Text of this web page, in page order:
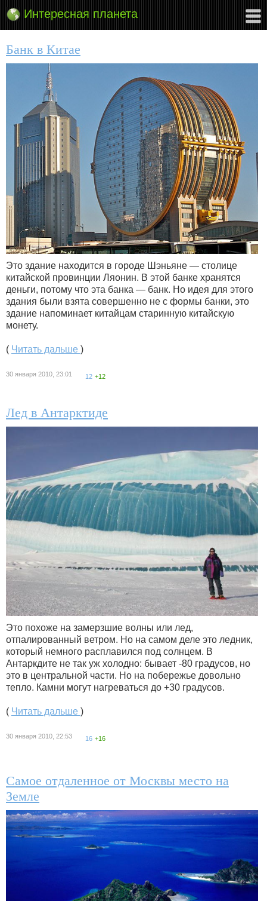
Интересная планета
Банк в Китае
Это здание находится в городе Шэньяне — столице
китайской провинции Ляонин. В этой банке хранятся
деньги, потому что эта банка — банк. Но идея для этого
здания были взята совершенно не с формы банки, это
здание напоминает китайцам старинную китайскую
монету.
( Читать дальше )
30 января 2010, 23:01 12 +12
Лед в Антарктиде
Это похоже на замерзшие волны или лед,
отпалированный ветром. Но на самом деле это ледник,
который немного расплавился под солнцем. В
Антаркдите не так уж холодно: бывает -80 градусов, но
это в центральной части. Но на побережье довольно
тепло. Камни могут нагреваться до +30 градусов.
( Читать дальше )
30 января 2010, 22:53 16 +16
Самое отдаленное от Москвы место на
Земле